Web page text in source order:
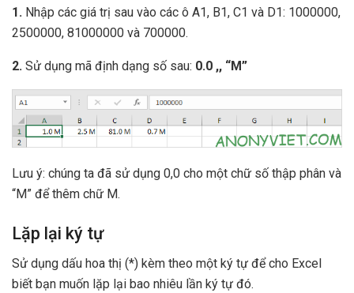
1. Nhập các giá trị sau vào các ô A1, B1, C1 và D1: 1000000,
2500000, 81000000 và 700000.
2. Sử dụng mã định dạng số sau: 0.0 ,, “M”
Lưu ý: chúng ta đã sử dụng 0,0 cho một chữ số thập phân và
“M” để thêm chữ M.
Lặp lại ký tự
Sử dụng dấu hoa thị (*) kèm theo một ký tự để cho Excel
biết bạn muốn lặp lại bao nhiêu lần ký tự đó.